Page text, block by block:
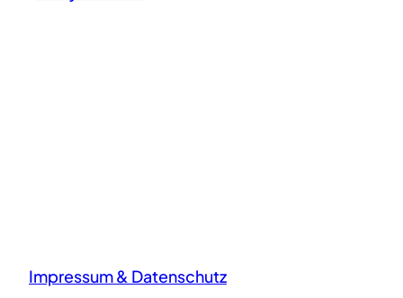
Impressum & Datenschutz